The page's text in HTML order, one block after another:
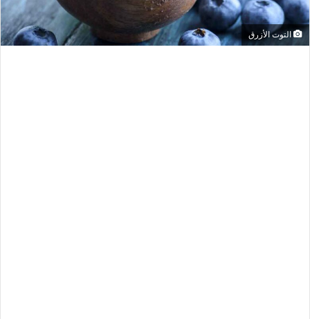
التوت الأزرق